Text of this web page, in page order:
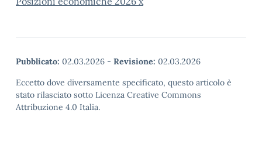
Pubblicato: 02.03.2026 - Revisione: 02.03.2026
Eccetto dove diversamente specificato, questo articolo è
stato rilasciato sotto Licenza Creative Commons
Attribuzione 4.0 Italia.